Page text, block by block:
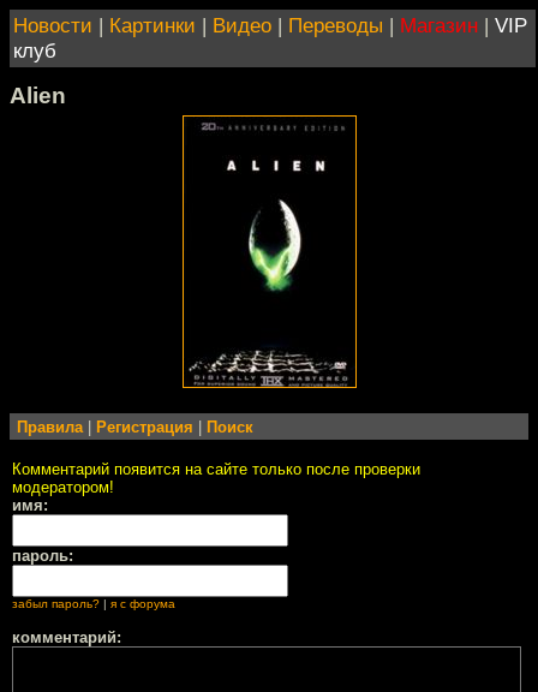
Новости | Картинки | Видео | Переводы | Магазин | VIP
клуб
Alien
Правила Регистрация Поиск
Комментарий появится на сайте только после проверки
модератором!
имя:
пароль:
забыл пароль? | я с форума
комментарий: